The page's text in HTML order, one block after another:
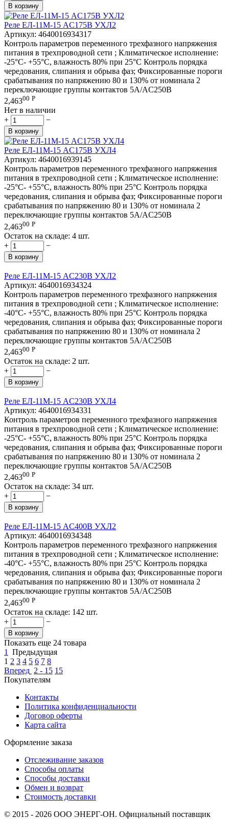
В корзину
Реле ЕЛ-11М-15 AC175В УХЛ2
Артикул: 4640016934317
Контроль параметров переменного трехфазного напряжения
питания в трехпроводной сети ; Климатическое исполнение:
-25°C- +55°C, влажность 80% при 25°C Контроль порядка
чередования, слипания и обрыва фаз; Фиксированные пороги
срабатывания по напряжению 80 и 130% от номинала 2
переключающие группы контактов 5А/AC250В
2,46300 Р
Нет в наличии
+
−
В корзину
Реле ЕЛ-11М-15 AC175В УХЛ4
Артикул: 4640016939145
Контроль параметров переменного трехфазного напряжения
питания в трехпроводной сети ; Климатическое исполнение:
-25°C- +55°C, влажность 80% при 25°C Контроль порядка
чередования, слипания и обрыва фаз; Фиксированные пороги
срабатывания по напряжению 80 и 130% от номинала 2
переключающие группы контактов 5А/AC250В
2,46300 Р
Остаток на складе: 4 шт.
+
−
В корзину
Реле ЕЛ-11М-15 AC230В УХЛ2
Артикул: 4640016934324
Контроль параметров переменного трехфазного напряжения
питания в трехпроводной сети ; Климатическое исполнение:
-40°C- +55°C, влажность 80% при 25°C Контроль порядка
чередования, слипания и обрыва фаз; Фиксированные пороги
срабатывания по напряжению 80 и 130% от номинала 2
переключающие группы контактов 5А/AC250В
2,46300 Р
Остаток на складе: 2 шт.
+
−
В корзину
Реле ЕЛ-11М-15 AC230В УХЛ4
Артикул: 4640016934331
Контроль параметров переменного трехфазного напряжения
питания в трехпроводной сети ; Климатическое исполнение:
-25°C- +55°C, влажность 80% при 25°C Контроль порядка
чередования, слипания и обрыва фаз; Фиксированные пороги
срабатывания по напряжению 80 и 130% от номинала 2
переключающие группы контактов 5А/AC250В
2,46300 Р
Остаток на складе: 34 шт.
+
−
В корзину
Реле ЕЛ-11М-15 AC400В УХЛ2
Артикул: 4640016934348
Контроль параметров переменного трехфазного напряжения
питания в трехпроводной сети ; Климатическое исполнение:
-40°C- +55°C, влажность 80% при 25°C Контроль порядка
чередования, слипания и обрыва фаз; Фиксированные пороги
срабатывания по напряжению 80 и 130% от номинала 2
переключающие группы контактов 5А/AC250В
2,46300 Р
Остаток на складе: 142 шт.
+
−
В корзину
Показать еще 24 товара
1
Предыдущая
1 2 3 4 5 6 7 8
Вперед 2 - 15 15
Покупателям
Контакты
Политика конфиденциальности
Договор оферты
Карта сайта
Оформление заказа
Отслеживание заказов
Способы оплаты
Способы доставки
Обмен и возврат
Стоимость доставки
© 2015 - 2026 ООО ЭНЕРГ-ОН. Официальный поставщик